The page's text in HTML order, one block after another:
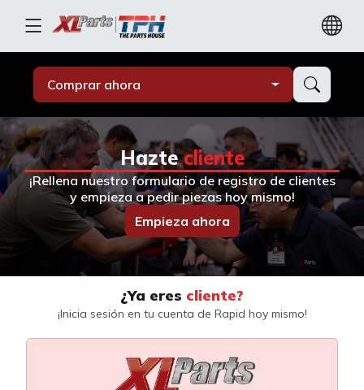
Comprar ahora
Haztecliente
¡Rellena nuestro formulario de registro de clientes
y empieza a pedir piezas hoy mismo!
Empieza ahora
¿Ya eres cliente?
¡Inicia sesión en tu cuenta de Rapid hoy mismo!